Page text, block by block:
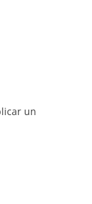
un